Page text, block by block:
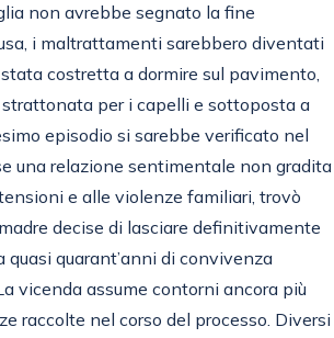
non avrebbe segnato la fine
i maltrattamenti sarebbero diventati
costretta a dormire sul pavimento,
per i capelli e sottoposta a
episodio si sarebbe verificato nel
una relazione sentimentale non gradita
e alle violenze familiari, trovò
decise di lasciare definitivamente
quarant’anni di convivenza
vicenda assume contorni ancora più
raccolte nel corso del processo. Diversi